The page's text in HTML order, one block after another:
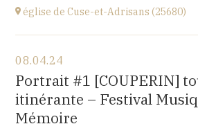
église de Cuse-et-Adrisans (25680)
Cuse-et-Adrisans
(25680)
at15H
08.04.24
Portrait #1 [COUPERIN]
itinérante – Festival
Mémoire